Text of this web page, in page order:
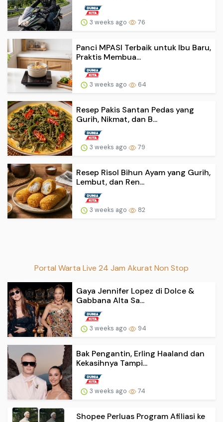
3 weeks ago 76
Panci MPASI Terbaik untuk Ibu Baru,
Praktis Membua...
3 weeks ago 64
Resep Pakis Santan Pedas yang
Gurih, Nikmat, dan B...
3 weeks ago 79
Resep Risol Bihun Ayam yang Gurih,
Lembut, dan Ren...
3 weeks ago 82
Portal Warta Live 24 Jam Akurat Non Stop
Gaya Jennifer Lopez di Dolce &
Gabbana Alta Sa...
3 weeks ago 94
Bak Pengantin, Erling Haaland dan
Kekasihnya Tampi...
3 weeks ago 74
Shopee Perluas Program Afiliasi ke